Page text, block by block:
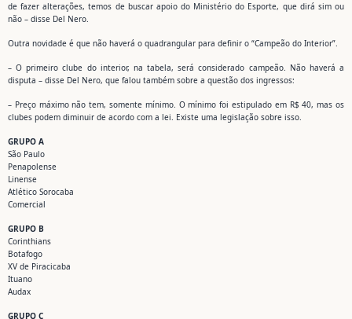
de fazer alterações, temos de buscar apoio do Ministério do Esporte, que dirá sim ou
não – disse Del Nero.
Outra novidade é que não haverá o quadrangular para definir o “Campeão do Interior”.
– O primeiro clube do interior, na tabela, será considerado campeão. Não haverá a
disputa – disse Del Nero, que falou também sobre a questão dos ingressos:
– Preço máximo não tem, somente mínimo. O mínimo foi estipulado em R$ 40, mas os
clubes podem diminuir de acordo com a lei. Existe uma legislação sobre isso.
GRUPO A
São Paulo
Penapolense
Linense
Atlético Sorocaba
Comercial
GRUPO B
Corinthians
Botafogo
XV de Piracicaba
Ituano
Audax
GRUPO C